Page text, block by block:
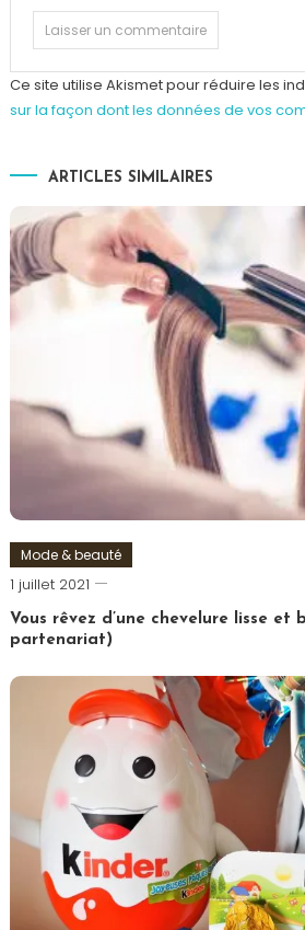
Ce site utilise Akismet pour réduire les
sur la façon dont les données de vos
ARTICLES SIMILAIRES
Mode & beauté
1 juillet 2021
Romain-
Paris
Vous rêvez d’une chevelure lisse et
partenariat)
Tagged
Cheveux,
Coiffure,
Femme
Lissage
Lisseur